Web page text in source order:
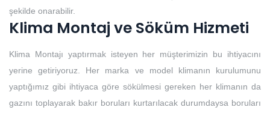
şekilde onarabilir.
Klima Montaj ve Söküm Hizmeti
Klima Montajı yaptırmak isteyen her müşterimizin bu ihtiyacını
yerine getiriyoruz. Her marka ve model klimanın kurulumunu
yaptığımız gibi ihtiyaca göre sökülmesi gereken her klimanın da
gazını toplayarak bakır boruları kurtarılacak durumdaysa boruları